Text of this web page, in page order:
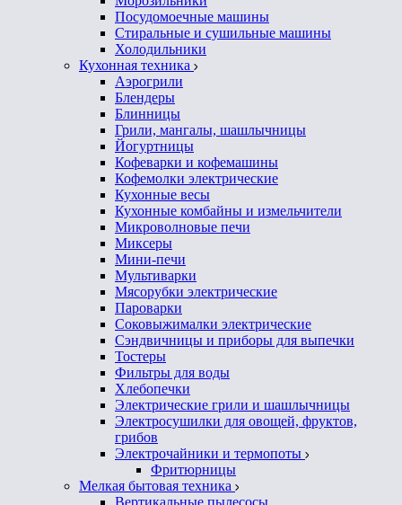
Посудомоечные машины
Стиральные и сушильные машины
Холодильники
Кухонная техника
Аэрогрили
Блендеры
Блинницы
Грили, мангалы, шашлычницы
Йогуртницы
Кофеварки и кофемашины
Кофемолки электрические
Кухонные весы
Кухонные комбайны и измельчители
Микроволновые печи
Миксеры
Мини-печи
Мультиварки
Мясорубки электрические
Пароварки
Соковыжималки электрические
Сэндвичницы и приборы для выпечки
Тостеры
Фильтры для воды
Хлебопечки
Электрические грили и шашлычницы
Электросушилки для овощей, фруктов,
грибов
Электрочайники и термопоты
Фритюрницы
Мелкая бытовая техника
Вертикальные пылесосы